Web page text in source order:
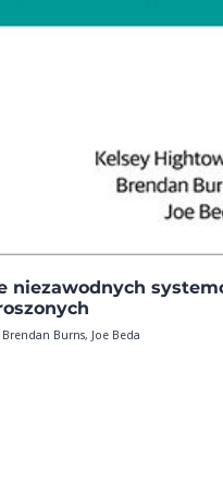
niezawodnych
Burns, Joe Beda